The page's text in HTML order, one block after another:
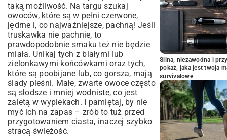
taką możliwość. Na targu szukaj
owoców, które są w pełni czerwone,
jędrne i, co najważniejsze, pachną! Jeśli
truskawka nie pachnie, to
prawdopodobnie smaku też nie będzie
miała. Unikaj tych z białymi lub
zielonkawymi końcówkami oraz tych,
które są poobijane lub, co gorsza, mają
ślady pleśni. Małe, zwarte owoce często
są słodsze i mniej wodniste, co jest
zaletą w wypiekach. I pamiętaj, by nie
myć ich na zapas – zrób to tuż przed
przygotowaniem ciasta, inaczej szybko
stracą świeżość.
Silna, niezawodna i
pokaż, jaka jest twoja
survivalowe